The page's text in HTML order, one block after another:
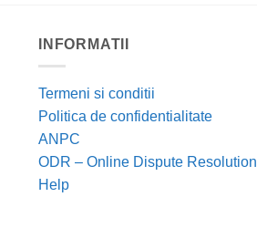
INFORMATII
Termeni si conditii
Politica de confidentialitate
ANPC
ODR – Online Dispute Resolution
Help